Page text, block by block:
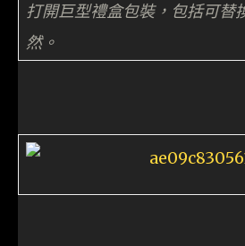
打開巨型禮盒包裝，包括可替
然。